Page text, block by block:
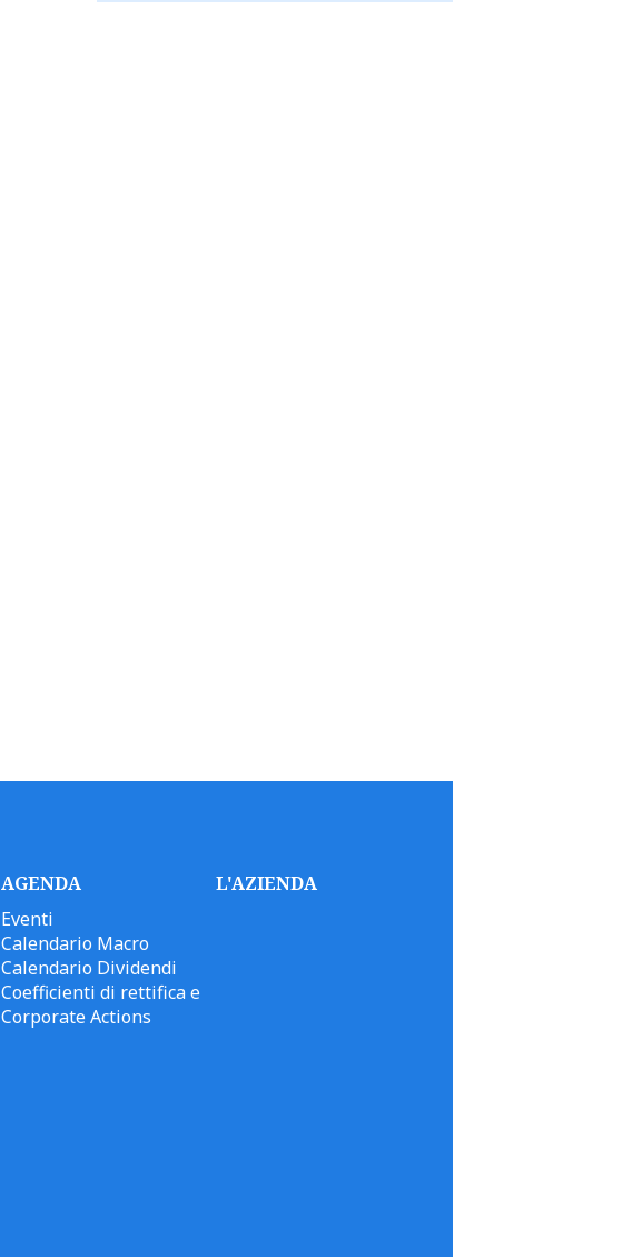
AGENDA
Eventi
Calendario Macro
Calendario Dividendi
Coefficienti di rettifica e
Corporate Actions
L'AZIENDA